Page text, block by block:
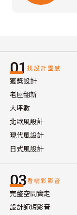
01 找設計靈感
獲獎設計
老屋翻新
大坪數
北歐風設計
現代風設計
日式風設計
03看精彩影音
完整空間實走
設計師短影音